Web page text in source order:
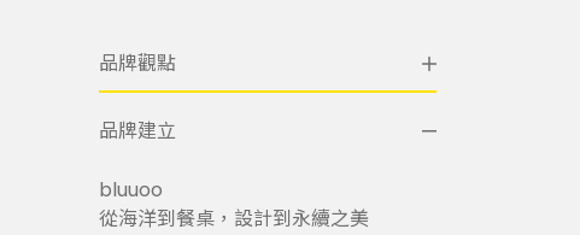
品牌觀點
品牌建立
bluuoo
從海洋到餐桌，設計到永續之美